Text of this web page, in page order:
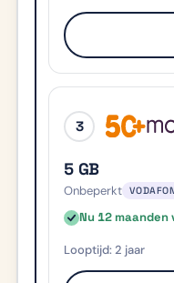
3
5 GB
Onbeperkt
Nu 12 maanden
2 jaar